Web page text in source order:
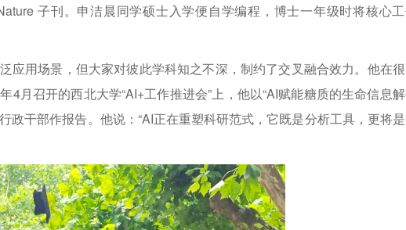
子刊。申洁晨同学硕士入学便自学编程，博士一年级时将核心
应用场景，但大家对彼此学科知之不深，制约了交叉融合效力。他在
4月召开的西北大学“AI+工作推进会”上，他以“AI赋能糖质的生命信息
政干部作报告。他说：“AI正在重塑科研范式，它既是分析工具，更将